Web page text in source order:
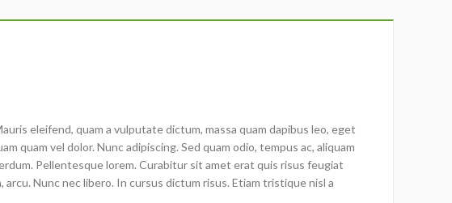
eleifend, quam a vulputate dictum, massa quam dapibus leo, eget
quam vel dolor. Nunc adipiscing. Sed quam odio, tempus ac, aliquam
Pellentesque lorem. Curabitur sit amet erat quis risus feugiat
Nunc nec libero. In cursus dictum risus. Etiam tristique nisl a